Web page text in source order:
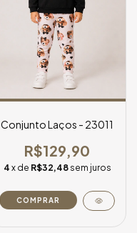
Conjunto Laços - 23011
R$129,90
4 x de R$32,48 sem juros
COMPRAR